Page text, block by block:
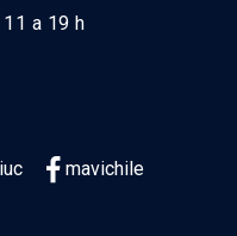
a 19 h
mavichile